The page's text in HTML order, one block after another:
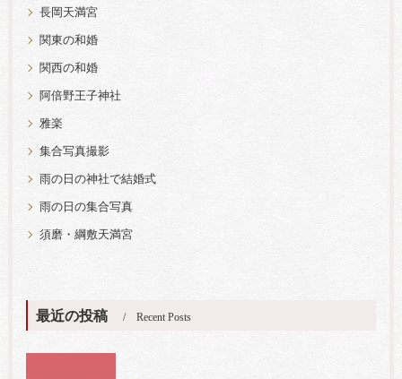
長岡天満宮
関東の和婚
関西の和婚
阿倍野王子神社
雅楽
集合写真撮影
雨の日の神社で結婚式
雨の日の集合写真
須磨・綱敷天満宮
最近の投稿 Recent Posts